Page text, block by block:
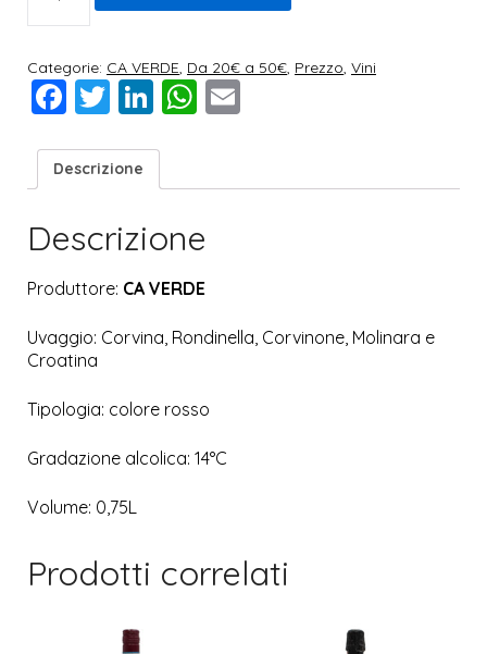
Categorie: CA VERDE, Da 20€ a 50€, Prezzo, Vini
Facebook
Twitter
LinkedIn
WhatsApp
Descrizione
Descrizione
Produttore: CA VERDE
Uvaggio: Corvina, Rondinella, Corvinone, Molinara e
Croatina
Tipologia: colore rosso
Gradazione alcolica: 14°C
Volume: 0,75L
Prodotti correlati